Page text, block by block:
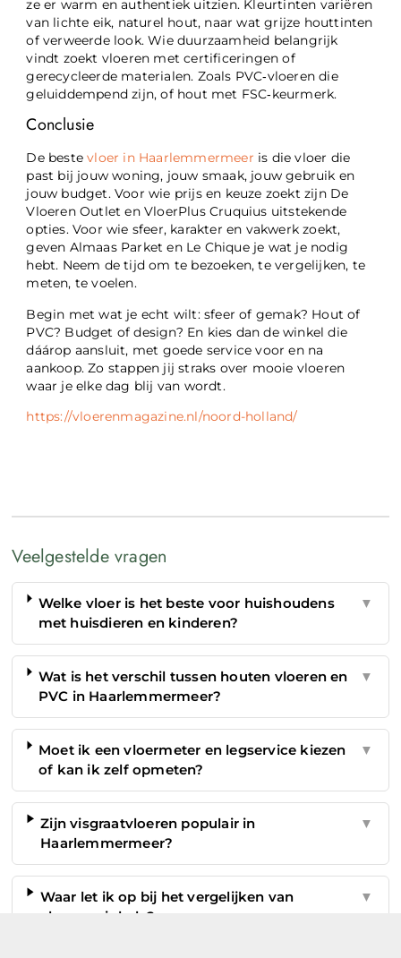
ze er warm en authentiek uitzien. Kleurtinten variëren
van lichte eik, naturel hout, naar wat grijze houttinten
of verweerde look. Wie duurzaamheid belangrijk
vindt zoekt vloeren met certificeringen of
gerecycleerde materialen. Zoals PVC‑vloeren die
geluiddempend zijn, of hout met FSC‑keurmerk.
Conclusie
De bestevloer in Haarlemmermeer is die vloer die
past bij jouw woning, jouw smaak, jouw gebruik en
jouw budget. Voor wie prijs en keuze zoekt zijn De
Vloeren Outlet en VloerPlus Cruquius uitstekende
opties. Voor wie sfeer, karakter en vakwerk zoekt,
geven Almaas Parket en Le Chique je wat je nodig
hebt. Neem de tijd om te bezoeken, te vergelijken, te
meten, te voelen.
Begin met wat je echt wilt: sfeer of gemak? Hout of
PVC? Budget of design? En kies dan de winkel die
dáárop aansluit, met goede service voor en na
aankoop. Zo stappen jij straks over mooie vloeren
waar je elke dag blij van wordt.
https://vloerenmagazine.nl/noord-holland/
Veelgestelde vragen
Welke vloer is het beste voor huishoudens
met huisdieren en kinderen?
▼
Wat is het verschil tussen houten vloeren en
PVC in Haarlemmermeer?
▼
Moet ik een vloermeter en legservice kiezen
of kan ik zelf opmeten?
▼
Zijn visgraatvloeren populair in
Haarlemmermeer?
▼
Waar let ik op bij het vergelijken van
vloerenwinkels?
▼